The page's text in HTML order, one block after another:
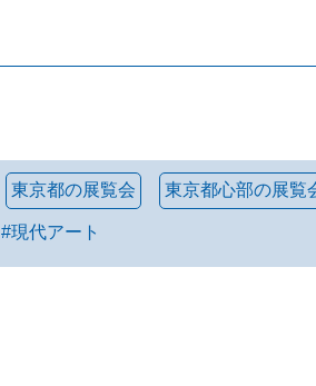
東京都の展覧会 東京都心部の展覧
#現代アート